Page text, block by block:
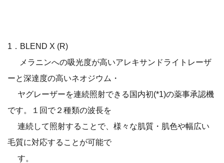
1．BLEND X (R)
メラニンへの吸光度が高いアレキサンドライトレーザ
ーと深達度の高いネオジウム・
ヤグレーザーを連続照射できる国内初(*1)の薬事承認機
です。１回で２種類の波長を
連続して照射することで、様々な肌質・肌色や幅広い
毛質に対応することが可能で
す。